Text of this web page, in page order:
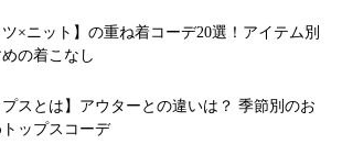
ツ×ニット】の重ね着コーデ20選！アイテム別
の着こなし
プスとは】アウターとの違いは？ 季節別のお
ップスコーデ